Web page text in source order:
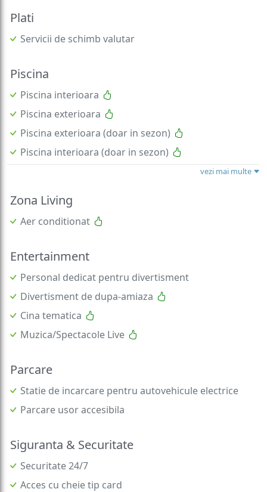
Plati
Servicii de schimb valutar
Piscina
Piscina interioara
Piscina exterioara
Piscina exterioara (doar in sezon)
Piscina interioara (doar in sezon)
vezi mai multe
Zona Living
Aer conditionat
Entertainment
Personal dedicat pentru divertisment
Divertisment de dupa-amiaza
Cina tematica
Muzica/Spectacole Live
Parcare
Statie de incarcare pentru autovehicule electrice
Parcare usor accesibila
Siguranta & Securitate
Securitate 24/7
Acces cu cheie tip card